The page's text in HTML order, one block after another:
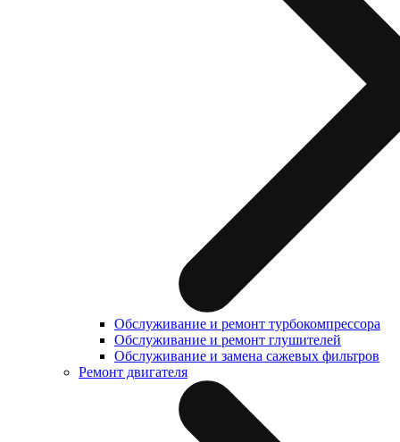
Обслуживание и ремонт турбокомпрессора
Обслуживание и ремонт глушителей
Обслуживание и замена сажевых фильтров
Ремонт двигателя